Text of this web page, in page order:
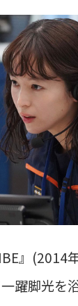
』(2014
躍脚光を